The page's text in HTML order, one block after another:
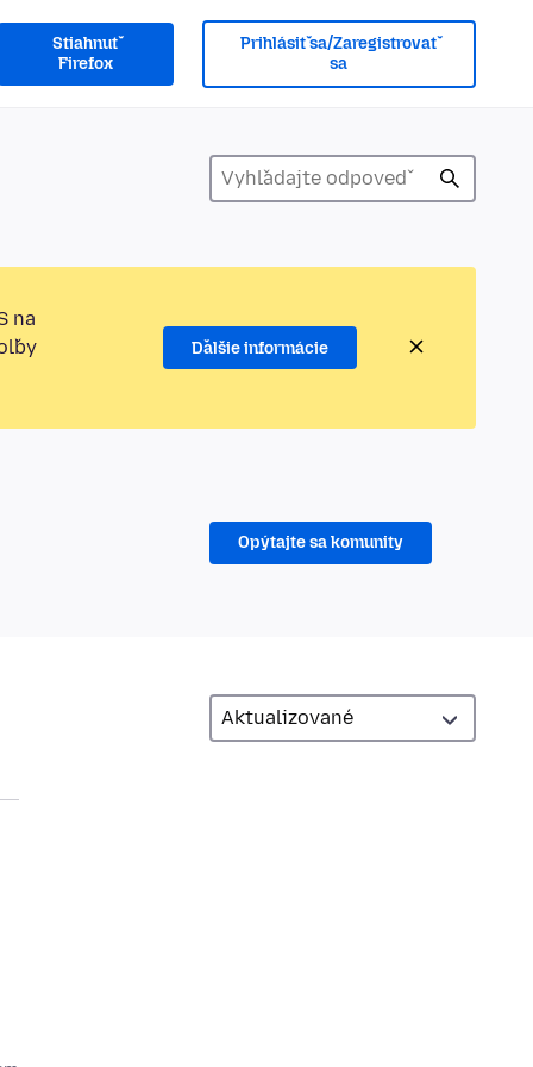
Stiahnuť
Firefox
Prihlásiť sa/Zaregistrovať
sa
na
Ďalšie informácie
Opýtajte sa komunity